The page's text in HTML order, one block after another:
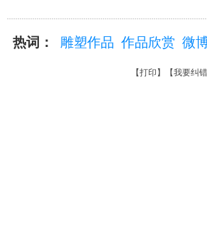
热词： 雕塑作品 作品欣赏 微
【打印 】【我要纠错